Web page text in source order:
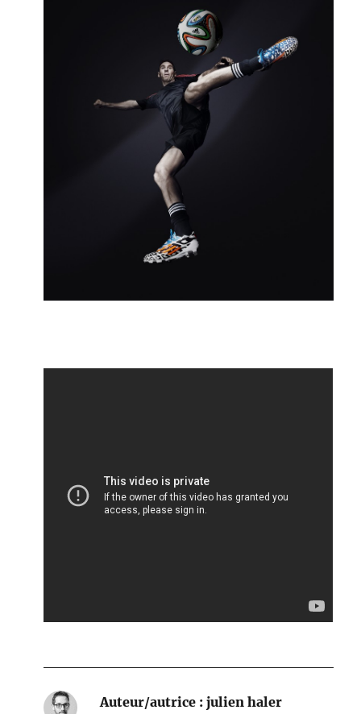
Auteur/autrice : julien haler